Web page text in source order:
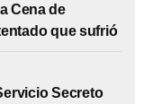
Cena de
que sufrió
Secreto